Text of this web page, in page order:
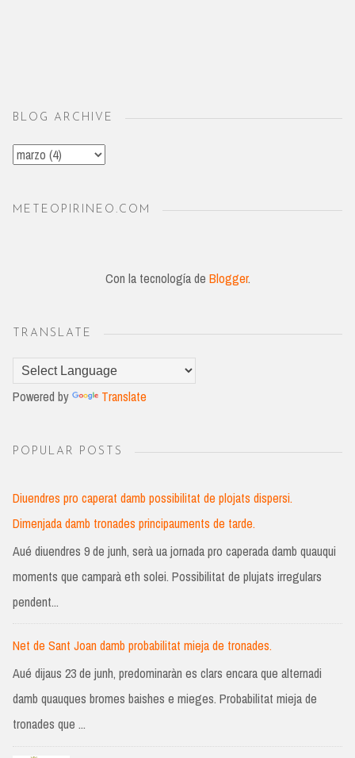
BLOG ARCHIVE
METEOPIRINEO.COM
Con la tecnología de Blogger.
TRANSLATE
Powered by Translate
POPULAR POSTS
Diuendres pro caperat damb possibilitat de plojats dispersi.
Dimenjada damb tronades principauments de tarde.
Aué diuendres 9 de junh, serà ua jornada pro caperada damb quauqui
moments que camparà eth solei. Possibilitat de plujats irregulars
pendent...
Net de Sant Joan damb probabilitat mieja de tronades.
Aué dijaus 23 de junh, predominaràn es clars encara que alternadi
damb quauques bromes baishes e mieges. Probabilitat mieja de
tronades que ...